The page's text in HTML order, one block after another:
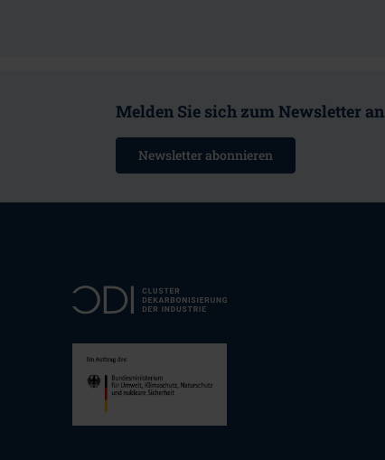
Melden Sie sich zum Newsletter an
Newsletter abonnieren